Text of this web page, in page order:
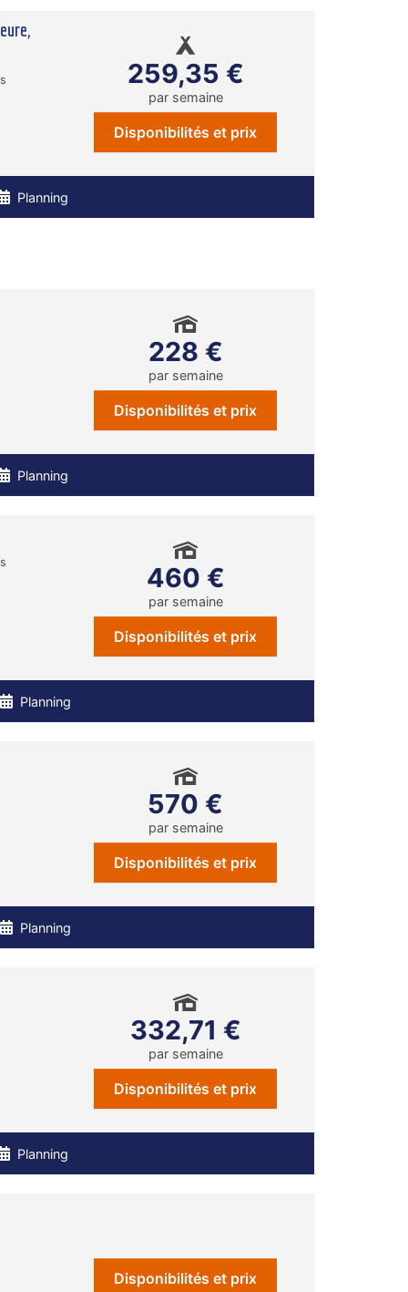
259,35 €
par semaine
Disponibilités et prix
Planning
228 €
par semaine
Disponibilités et prix
Planning
460 €
par semaine
Disponibilités et prix
Planning
570 €
par semaine
Disponibilités et prix
Planning
332,71 €
par semaine
Disponibilités et prix
Planning
Disponibilités et prix